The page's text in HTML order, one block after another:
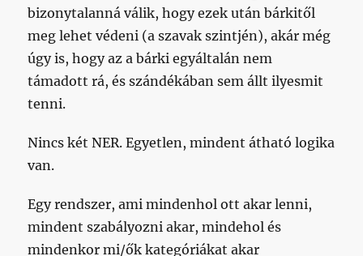
bizonytalanná válik, hogy ezek után bárkitől
meg lehet védeni (a szavak szintjén), akár még
úgy is, hogy az a bárki egyáltalán nem
támadott rá, és szándékában sem állt ilyesmit
tenni.
Nincs két NER. Egyetlen, mindent átható logika
van.
Egy rendszer, ami mindenhol ott akar lenni,
mindent szabályozni akar, mindehol és
mindenkor mi/ők kategóriákat akar